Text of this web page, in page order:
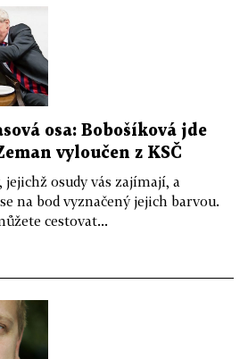
osa: Bobošíková jde
vyloučen z KSČ
osudy vás zajímají, a
na bod vyznačený jejich barvou.
cestovat...